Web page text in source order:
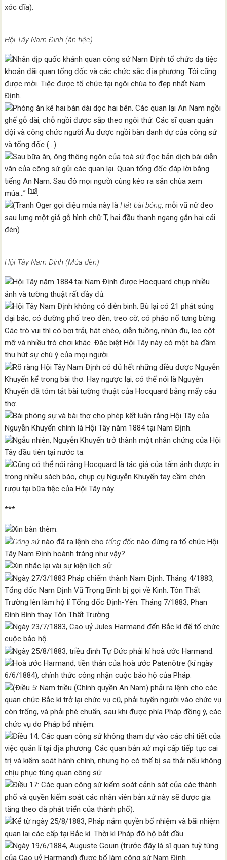
xóc đĩa).
Hội Tây Nam Định (ăn tiệc)
Nhân dịp quốc khánh quan công sứ Nam Định tổ chức dạ tiệc
khoản đãi quan tổng đốc và các chức sắc địa phương. Tôi cũng
được mời. Tiệc được tổ chức tại ngôi chùa to đẹp nhất Nam
Định.
Phòng ăn kê hai bàn dài dọc hai bên. Các quan lại An Nam ngồi
ghế gỗ dài, chỗ ngồi được sắp theo ngôi thứ. Các sĩ quan quân
đội và công chức người Âu được ngồi bàn danh dự của công sứ
và tổng đốc (…).
Sau bữa ăn, ông thông ngôn của toà sứ đọc bản dịch bài diễn
văn của công sứ gửi các quan lại. Quan tổng đốc đáp lời bằng
tiếng An Nam. Sau đó mọi người cùng kéo ra sân chùa xem
múa…”
[10].
(Tranh Oger gọi điệu múa này làHát bài bông, mỗi vũ nữ đeo
sau lưng một giá gỗ hình chữ T, hai đầu thanh ngang gắn hai cái
đèn)
Hội Tây Nam Định (Múa đèn)
Hội Tây năm 1884 tại Nam Định được Hocquard chụp nhiều
ảnh và tường thuật rất đầy đủ.
Hội Tây Nam Định không có diễn binh. Bù lại có 21 phát súng
đại bác, có đường phố treo đèn, treo cờ, có pháo nổ tưng bừng.
Các trò vui thì có bơi trải, hát chèo, diễn tuồng, nhún đu, leo cột
mỡ và nhiều trò chơi khác. Đặc biệt Hội Tây này có một bà đầm
thu hút sự chú ý của mọi người.
Rõ ràng Hội Tây Nam Định có đủ hết những điều được Nguyễn
Khuyến kể trong bài thơ. Hay ngược lại, có thể nói là Nguyễn
Khuyến đã tóm tắt bài tường thuật của Hocquard bằng mấy câu
thơ.
Bài phóng sự và bài thơ cho phép kết luận rằng Hội Tây của
Nguyễn Khuyến chính là Hội Tây năm 1884 tại Nam Định.
Ngẫu nhiên, Nguyễn Khuyến trở thành một nhân chứng của Hội
Tây đầu tiên tại nước ta.
Cũng có thể nói rằng Hocquard là tác giả của tấm ảnh được in
trong nhiều sách báo, chụp cụ Nguyễn Khuyến tay cầm chén
rượu tại bữa tiệc của Hội Tây này.
***
Xin bàn thêm.
Công sứnào đã ra lệnh chotổng đốc nào đứng ra tổ chức Hội
Tây Nam Định hoành tráng như vậy?
Xin nhắc lại vài sự kiện lịch sử:
Ngày 27/3/1883 Pháp chiếm thành Nam Định. Tháng 4/1883,
Tổng đốc Nam Định Vũ Trọng Bình bị gọi về Kinh. Tôn Thất
Trường lên làm hộ lí Tổng đốc Định-Yên. Tháng 7/1883, Phan
Đình Bình thay Tôn Thất Trường.
Ngày 23/7/1883, Cao uỷ Jules Harmand đến Bắc kì để tổ chức
cuộc bảo hộ.
Ngày 25/8/1883, triều đình Tự Đức phải kí hoà ước Harmand.
Hoà ước Harmand, tiền thân của hoà ước Patenôtre (kí ngày
6/6/1884), chính thức công nhận cuộc bảo hộ của Pháp.
(Điều 5: Nam triều (Chính quyền An Nam) phải ra lệnh cho các
quan chức Bắc kì trở lại chức vụ cũ, phải tuyển người vào chức vụ
còn trống, và phải phê chuẩn, sau khi được phía Pháp đồng ý, các
chức vụ do Pháp bổ nhiệm.
Điều 14: Các quan công sứ không tham dự vào các chi tiết của
việc quản lí tại địa phương. Các quan bản xứ mọi cấp tiếp tục cai
trị và kiểm soát hành chính, nhưng họ có thể bị sa thải nếu không
chịu phục tùng quan công sứ.
Điều 17: Các quan công sứ kiểm soát cảnh sát của các thành
phố và quyền kiểm soát các nhân viên bản xứ này sẽ được gia
tăng theo đà phát triển của thành phố).
Kể từ ngày 25/8/1883, Pháp nắm quyền bổ nhiệm và bãi nhiệm
quan lại các cấp tại Bắc kì. Thời kì Pháp đô hộ bắt đầu.
Ngày 19/6/1884, Auguste Gouin (trước đây là sĩ quan tuỳ tùng
của Cao uỷ Harmand) được bổ làm công sứ Nam Định.